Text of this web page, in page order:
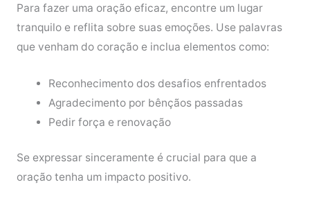
Para fazer uma oração eficaz, encontre um lugar
tranquilo e reflita sobre suas emoções. Use palavras
que venham do coração e inclua elementos como:
Reconhecimento dos desafios enfrentados
Agradecimento por bênçãos passadas
Pedir força e renovação
Se expressar sinceramente é crucial para que a
oração tenha um impacto positivo.